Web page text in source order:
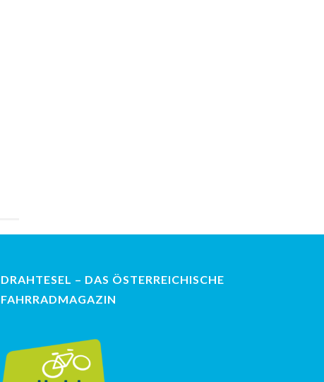
DRAHTESEL – DAS ÖSTERREICHISCHE
FAHRRADMAGAZIN